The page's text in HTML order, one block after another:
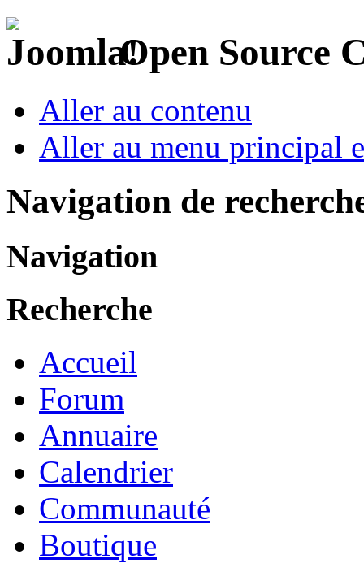
Open Source
Aller au contenu
Aller au menu principal
Navigation de
Navigation
Recherche
Accueil
Forum
Annuaire
Calendrier
Communauté
Boutique